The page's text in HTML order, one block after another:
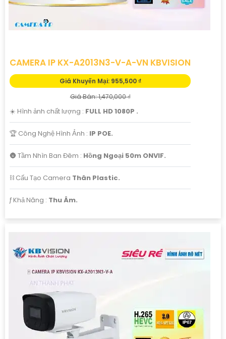
CAMERA IP KX-A2013N3-V-A-VN KBVISION
Giá Khuyến Mại: 955,500 ₫
Giá Bán: 1,470,000 ₫
☀️ Hình ảnh chất lượng : FULL HD 1080P .
🏆 Công Nghệ Hình Ảnh : IP POE.
🌚 Tầm Nhìn Ban Đêm : Hồng Ngoại 50m ONVIF.
⛓ Cấu Tạo Camera Thân Plastic.
️ƒ Khả Năng : Thu Âm.